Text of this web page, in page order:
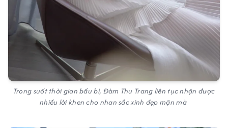
Trong suốt thời gian bầu bì, Đàm Thu Trang liên tục nhận được
nhiều lời khen cho nhan sắc xinh đẹp mặn mà